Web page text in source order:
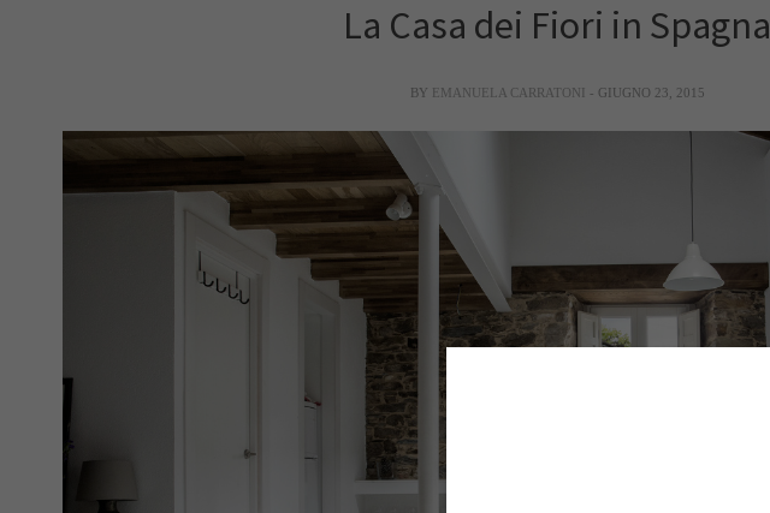
La Casa dei Fiori in Spagna
BY EMANUELA CARRATONI - GIUGNO 23, 2015